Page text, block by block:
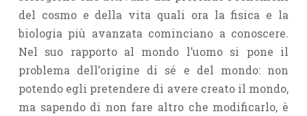
del cosmo e della vita quali ora la fisica e la
biologia più avanzata cominciano a conoscere.
Nel suo rapporto al mondo l’uomo si pone il
problema dell’origine di sé e del mondo: non
potendo egli pretendere di avere creato il mondo,
ma sapendo di non fare altro che modificarlo, è